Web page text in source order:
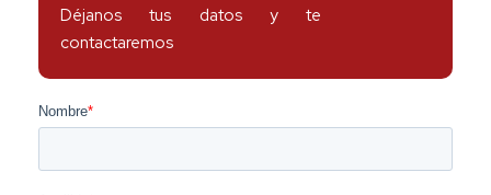
Déjanos tus datos y te
contactaremos